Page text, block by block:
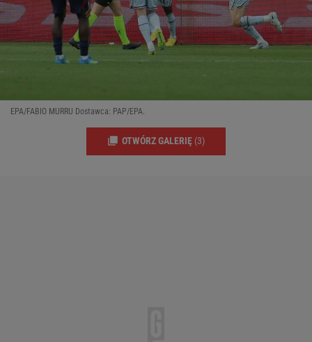
EPA/FABIO MURRU Dostawca: PAP/EPA.
OTWÓRZ GALERIĘ (3)